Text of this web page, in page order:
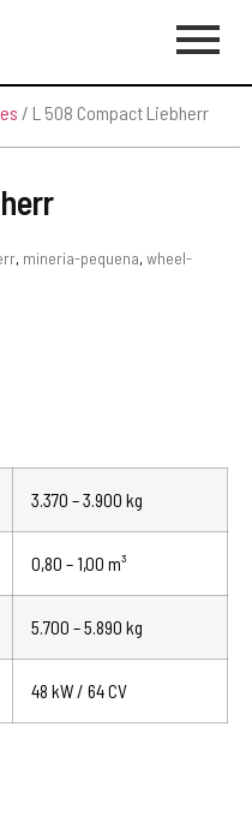
/ L 508 Compact Liebherr
, mineria-pequena, wheel-
3.370 – 3.900 kg
0,80 – 1,00 m³
5.700 – 5.890 kg
48 kW / 64 CV